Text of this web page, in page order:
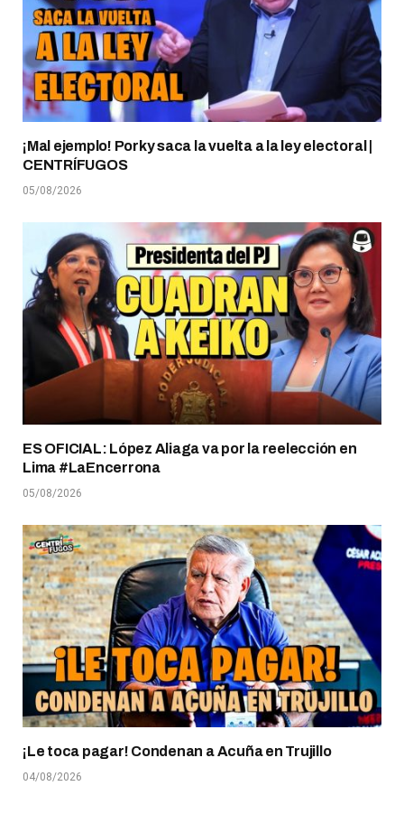
¡Mal ejemplo! Porky saca la vuelta a la ley electoral |
CENTRÍFUGOS
05/08/2026
ES OFICIAL: López Aliaga va por la reelección en
Lima #LaEncerrona
05/08/2026
¡Le toca pagar! Condenan a Acuña en Trujillo
04/08/2026